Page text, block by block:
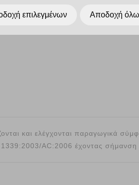
και ελέγχονται παραγωγικά
AC:2006 έχοντας σήμανση
επιλεγμένων Αποδοχή